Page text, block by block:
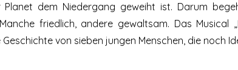
dem Niedergang geweiht ist. Darum
friedlich, andere gewaltsam. Das
von sieben jungen Menschen, die noch